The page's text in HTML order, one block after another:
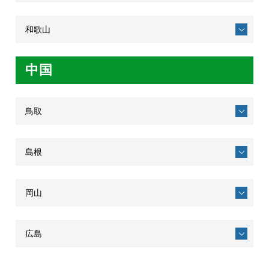
和歌山
中国
鳥取
島根
岡山
広島